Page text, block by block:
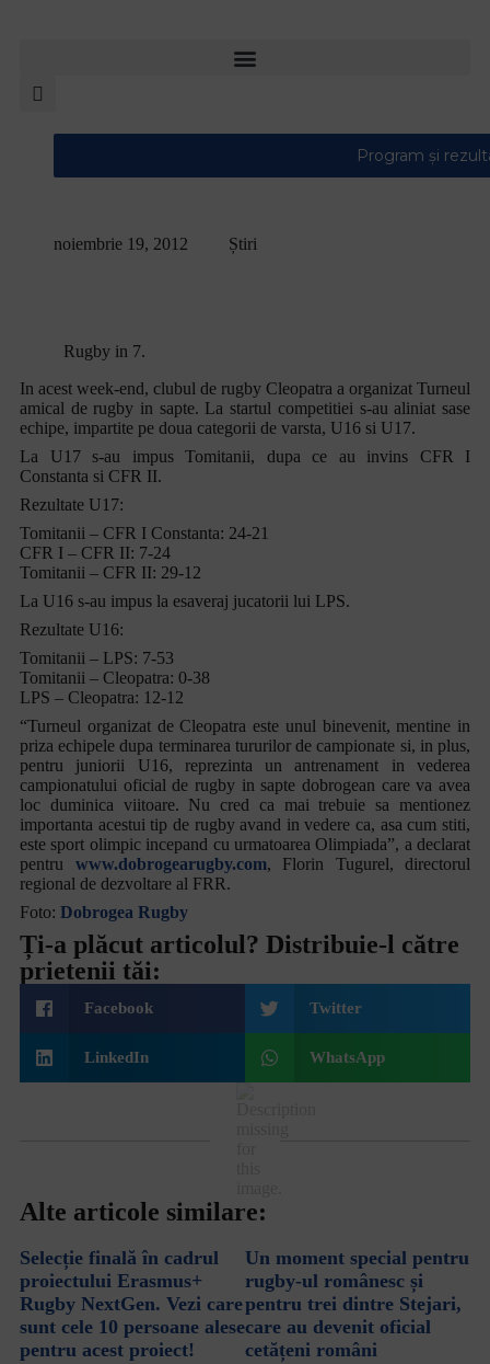
One
/".
This
shortcut
activates
screen
reader
help
navigate
and
interact
with
the
content.
noiembrie 19, 2012 Știri
Rugby in 7.
In acest week-end, clubul de rugby Cleopatra a organizat Turneul
amical de rugby in sapte. La startul competitiei s-au aliniat sase
echipe, impartite pe doua categorii de varsta, U16 si U17.
La U17 s-au impus Tomitanii, dupa ce au invins CFR I
Constanta si CFR II.
Rezultate U17:
Tomitanii – CFR I Constanta: 24-21
CFR I – CFR II: 7-24
Tomitanii – CFR II: 29-12
La U16 s-au impus la esaveraj jucatorii lui LPS.
Rezultate U16:
Tomitanii – LPS: 7-53
Tomitanii – Cleopatra: 0-38
LPS – Cleopatra: 12-12
“Turneul organizat de Cleopatra este unul binevenit, mentine in
priza echipele dupa terminarea tururilor de campionate si, in plus,
pentru juniorii U16, reprezinta un antrenament in vederea
campionatului oficial de rugby in sapte dobrogean care va avea
loc duminica viitoare. Nu cred ca mai trebuie sa mentionez
importanta acestui tip de rugby avand in vedere ca, asa cum stiti,
este sport olimpic incepand cu urmatoarea Olimpiada”, a declarat
pentru www.dobrogearugby.com, Florin Tugurel, directorul
regional de dezvoltare al FRR.
Foto: Dobrogea Rugby
Ți-a plăcut articolul? Distribuie-l către
prietenii tăi:
Facebook Twitter
LinkedIn WhatsApp
Alte articole similare:
Selecție finală în cadrul
proiectului Erasmus+
Rugby NextGen. Vezi care
sunt cele 10 persoane alese
pentru acest proiect!
Un moment special pentru
rugby-ul românesc și
pentru trei dintre Stejari,
care au devenit oficial
cetățeni români